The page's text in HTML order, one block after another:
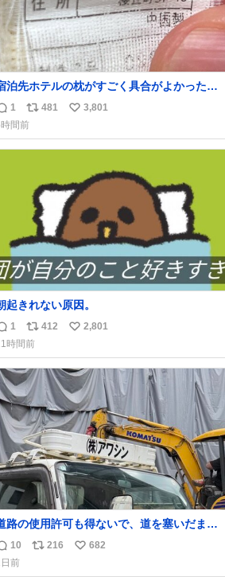
泊先ホテルの枕がすごく具合がよかったの
でどこのメーカーだろうとタグを見たら フラ
ソスベッド という聞いたことのない会社で困
てる。該当の渋谷区の住所にもそんな会社
いっぽいし。Googleで尋ねてもフランスベ
ことしか教えてくれないし詰んでる
1
リ
ポ
ス
481
い
ね
3,801
間前
起きれない原因。
1
リ
ポ
ス
ト
数
412
い
ね
2,801
時間前
路の使用許可も得ないで、道を塞いだまま
解体作業してる。 写真を撮ろうとしたら「勝
手に写真撮るな馬鹿野郎」と罵倒されるな
。
10
リ
216
い
682
前